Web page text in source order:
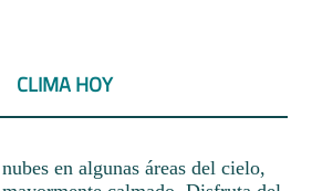
CLIMA HOY
en algunas áreas del cielo,